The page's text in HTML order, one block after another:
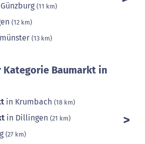
(11 km)
(12 km)
(13 km)
Kategorie Baumarkt in
in Krumbach (18 km)
in Dillingen (21 km)
(27 km)